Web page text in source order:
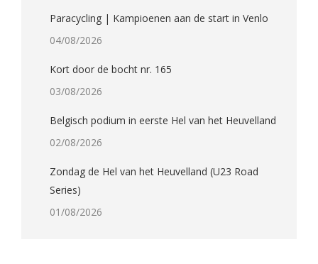
Paracycling | Kampioenen aan de start in Venlo
04/08/2026
Kort door de bocht nr. 165
03/08/2026
Belgisch podium in eerste Hel van het Heuvelland
02/08/2026
Zondag de Hel van het Heuvelland (U23 Road
Series)
01/08/2026